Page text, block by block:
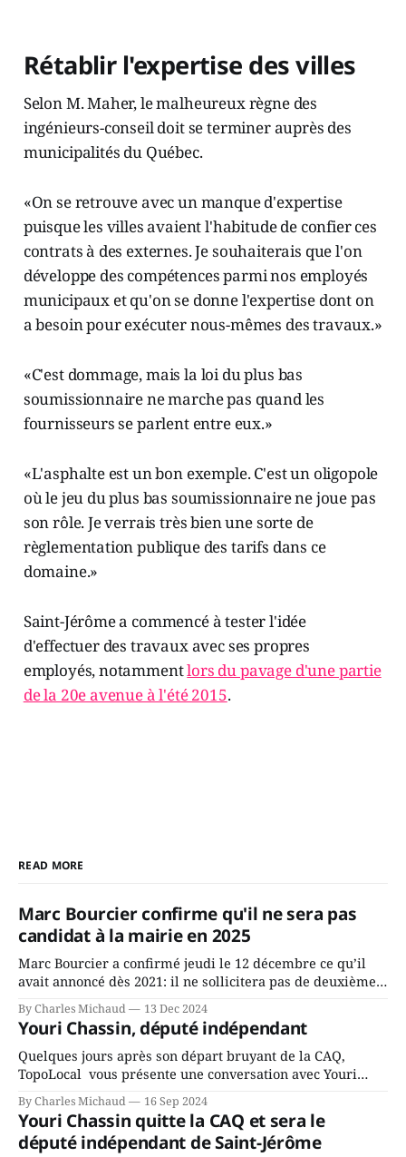
Rétablir l'expertise des villes
Selon M. Maher, le malheureux règne des
ingénieurs-conseil doit se terminer auprès des
municipalités du Québec.
«On se retrouve avec un manque d'expertise
puisque les villes avaient l'habitude de confier ces
contrats à des externes. Je souhaiterais que l'on
développe des compétences parmi nos employés
municipaux et qu'on se donne l'expertise dont on
a besoin pour exécuter nous-mêmes des travaux.»
«C'est dommage, mais la loi du plus bas
soumissionnaire ne marche pas quand les
fournisseurs se parlent entre eux.»
«L'asphalte est un bon exemple. C'est un oligopole
où le jeu du plus bas soumissionnaire ne joue pas
son rôle. Je verrais très bien une sorte de
règlementation publique des tarifs dans ce
domaine.»
Saint-Jérôme a commencé à tester l'idée
d'effectuer des travaux avec ses propres
employés, notammentlors du pavage d'une partie
de la 20e avenue à l'été 2015.
READ MORE
Marc Bourcier confirme qu'il ne sera pas
candidat à la mairie en 2025
Marc Bourcier a confirmé jeudi le 12 décembre ce qu’il
avait annoncé dès 2021: il ne sollicitera pas de deuxième
mandat à titre de maire de Saint-Jérôme. Bourcier en a
fait l’annonce en s’adressant aux employés de la ville,
rassemblés en soirée pour leur traditionnel souper
By Charles Michaud 13 Dec 2024
Youri Chassin, député indépendant
Quelques jours après son départ bruyant de la CAQ,
TopoLocal vous présente une conversation avec Youri
Chassin. Nous avons causé de sa décision. Y songeait-il
depuis longtemps? Sera-t-il candidat indépendant dans 2
ans? Joindrait-il un autre parti, par exemple les
conservateurs d’Éric Duhaime? Que lui
By Charles Michaud 16 Sep 2024
Youri Chassin quitte la CAQ et sera le
député indépendant de Saint-Jérôme